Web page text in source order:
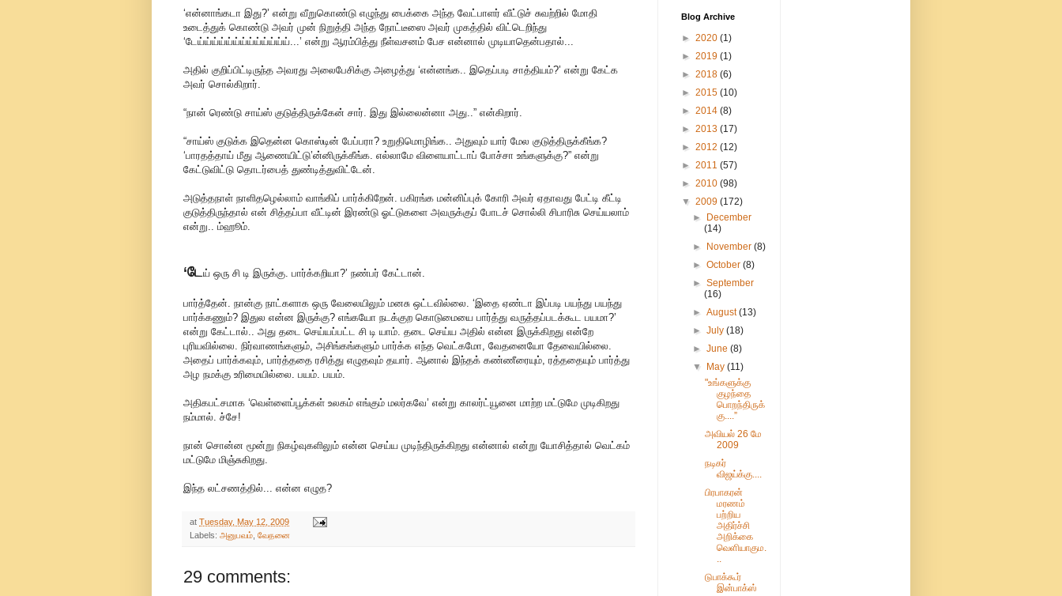
‘என்னாங்கடா இது?’ என்று வீறுகொண்டு எழுந்து பைக்கை அந்த வேட்பாளர் வீட்டுச் சுவற்றில் மோதி
உடைத்துக் கொண்டு அவர் முன் நிறுத்தி அந்த நோட்டீஸை அவர் முகத்தில் விட்டெறிந்து
‘டேய்ய்ய்ய்ய்ய்ய்ய்ய்ய்ய்ய்ய்...’ என்று ஆரம்பித்து நீள்வசனம் பேச என்னால் முடியாதென்பதால்...
அதில் குறிப்பிட்டிருந்த அவரது அலைபேசிக்கு அழைத்து ‘என்னங்க.. இதெப்படி சாத்தியம்?’ என்று கேட்க
அவர் சொல்கிறார்.
“நான் ரெண்டு சாய்ஸ் குடுத்திருக்கேன் சார். இது இல்லைன்னா அது..” என்கிறார்.
“சாய்ஸ் குடுக்க இதென்ன கொஸ்டின் பேப்பரா? உறுதிமொழிங்க.. அதுவும் யார் மேல குடுத்திருக்கீங்க?
‘பாரதத்தாய் மீது ஆணையிட்டு’ன்னிருக்கீங்க. எல்லாமே விளையாட்டாப் போச்சா உங்களுக்கு?” என்று
கேட்டுவிட்டு தொடர்பைத் துண்டித்துவிட்டேன்.
அடுத்தநாள் நாளிதழெல்லாம் வாங்கிப் பார்க்கிறேன். பகிரங்க மன்னிப்புக் கோரி அவர் ஏதாவது பேட்டி கீட்டி
குடுத்திருந்தால் என் சித்தப்பா வீட்டின் இரண்டு ஓட்டுகளை அவருக்குப் போடச் சொல்லி சிபாரிசு செய்யலாம்
என்று.. ம்ஹூம்.
‘டேய் ஒரு சி டி இருக்கு. பார்க்கறியா?’ நண்பர் கேட்டான்.
பார்த்தேன். நான்கு நாட்களாக ஒரு வேலையிலும் மனசு ஒட்டவில்லை. ‘இதை ஏண்டா இப்படி பயந்து பயந்து
பார்க்கணும்? இதுல என்ன இருக்கு? எங்கயோ நடக்குற கொடுமையை பார்த்து வருத்தப்படக்கூட பயமா?’
என்று கேட்டால்.. அது தடை செய்யப்பட்ட சி டி யாம். தடை செய்ய அதில் என்ன இருக்கிறது என்றே
புரியவில்லை. நிர்வாணங்களும், அசிங்கங்களும் பார்க்க எந்த வெட்கமோ, வேதனையோ தேவையில்லை.
அதைப் பார்க்கவும், பார்த்ததை ரசித்து எழுதவும் தயார். ஆனால் இந்தக் கண்ணீரையும், ரத்ததையும் பார்த்து
அழ நமக்கு உரிமையில்லை. பயம். பயம்.
அதிகபட்சமாக ‘வெள்ளைப்பூக்கள் உலகம் எங்கும் மலர்கவே’ என்று காலர்ட்யூனை மாற்ற மட்டுமே முடிகிறது
நம்மால். ச்சே!
நான் சொன்ன மூன்று நிகழ்வுகளிலும் என்ன செய்ய முடிந்திருக்கிறது என்னால் என்று யோசித்தால் வெட்கம்
மட்டுமே மிஞ்சுகிறது.
இந்த லட்சணத்தில்... என்ன எழுத?
at Tuesday, May 12, 2009
Labels: அனுபவம் வேதனை
29 comments:
Blog Archive
► 2020 (1)
► 2019 (1)
► 2018 (6)
► 2015 (10)
► 2014 (8)
► 2013 (17)
► 2012 (12)
► 2011 (57)
► 2010 (98)
▼ 2009 (172)
►
December
(14)
►
November(8)
►October(8)
►September
(16)
►August(13)
►July(18)
►June(8)
▼
May(11)
"உங்களுக்கு
குழந்தை
பொறந்திருக்
கு....”
அவியல் 26 மே
2009
நடிகர்
விஜய்க்கு....
பிரபாகரன்
மரணம்
பற்றிய
அதிர்ச்சி
அறிக்கை
வெளியாகும.
..
டுபாக்கூர்
இன்பாக்ஸ்